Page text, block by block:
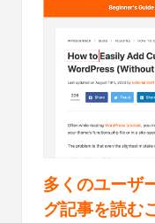
多くのユーザ
グ記事を読む